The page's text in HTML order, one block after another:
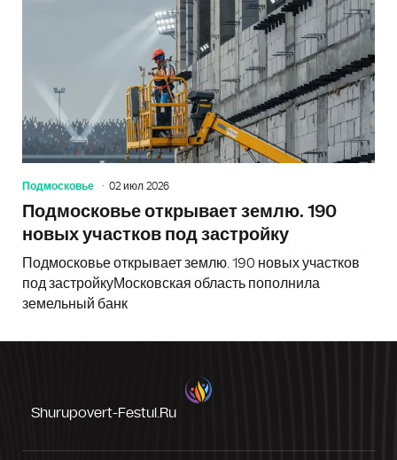
Подмосковье 02 июл 2026
Подмосковье открывает землю. 190
новых участков под застройку
Подмосковье открывает землю. 190 новых участков
под застройкуМосковская область пополнила
земельный банк
Shurupovert-Festul.ru